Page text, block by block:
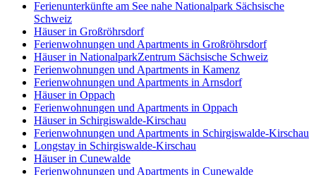
Ferienunterkünfte am See nahe Nationalpark Sächsische
Schweiz
Häuser in Großröhrsdorf
Ferienwohnungen und Apartments in Großröhrsdorf
Häuser in NationalparkZentrum Sächsische Schweiz
Ferienwohnungen und Apartments in Kamenz
Ferienwohnungen und Apartments in Arnsdorf
Häuser in Oppach
Ferienwohnungen und Apartments in Oppach
Häuser in Schirgiswalde-Kirschau
Ferienwohnungen und Apartments in Schirgiswalde-Kirschau
Longstay in Schirgiswalde-Kirschau
Häuser in Cunewalde
Ferienwohnungen und Apartments in Cunewalde